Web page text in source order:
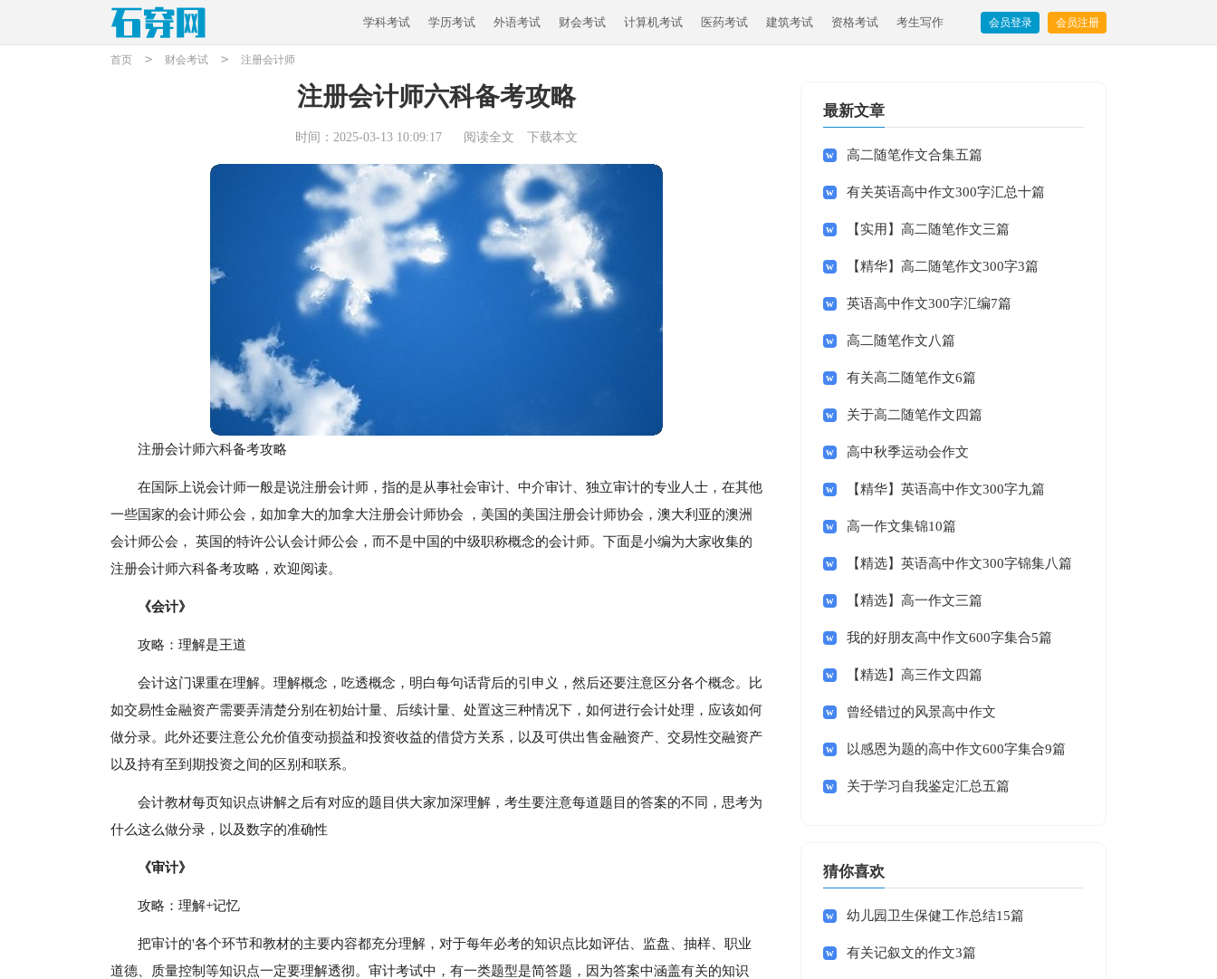
学科考试 学历考试 外语考试 财会考试 计算机考试 医药考试 建筑考试 资格考试 考生写作 会员登录 会员注册
首页 > 财会考试 > 注册会计师
注册会计师六科备考攻略
时间：2025-03-13 10:09:17 阅读全文 下载本文
注册会计师六科备考攻略
在国际上说会计师一般是说注册会计师，指的是从事社会审计、中介审计、独立审计的专业人士，在其他
一些国家的会计师公会，如加拿大的加拿大注册会计师协会 ，美国的美国注册会计师协会，澳大利亚的澳洲
会计师公会， 英国的特许公认会计师公会，而不是中国的中级职称概念的会计师。下面是小编为大家收集的
注册会计师六科备考攻略，欢迎阅读。
《会计》
攻略：理解是王道
会计这门课重在理解。理解概念，吃透概念，明白每句话背后的引申义，然后还要注意区分各个概念。比
如交易性金融资产需要弄清楚分别在初始计量、后续计量、处置这三种情况下，如何进行会计处理，应该如何
做分录。此外还要注意公允价值变动损益和投资收益的借贷方关系，以及可供出售金融资产、交易性交融资产
以及持有至到期投资之间的区别和联系。
会计教材每页知识点讲解之后有对应的题目供大家加深理解，考生要注意每道题目的答案的不同，思考为
什么这么做分录，以及数字的准确性
《审计》
攻略：理解+记忆
把审计的'各个环节和教材的主要内容都充分理解，对于每年必考的知识点比如评估、监盘、抽样、职业
道德、质量控制等知识点一定要理解透彻。审计考试中，有一类题型是简答题，因为答案中涵盖有关的知识
最新文章
高二随笔作文合集五篇
有关英语高中作文300字汇总十篇
【实用】高二随笔作文三篇
【精华】高二随笔作文300字3篇
英语高中作文300字汇编7篇
高二随笔作文八篇
有关高二随笔作文6篇
关于高二随笔作文四篇
高中秋季运动会作文
【精华】英语高中作文300字九篇
高一作文集锦10篇
【精选】英语高中作文300字锦集八篇
【精选】高一作文三篇
我的好朋友高中作文600字集合5篇
【精选】高三作文四篇
曾经错过的风景高中作文
以感恩为题的高中作文600字集合9篇
关于学习自我鉴定汇总五篇
猜你喜欢
幼儿园卫生保健工作总结15篇
有关记叙文的作文3篇